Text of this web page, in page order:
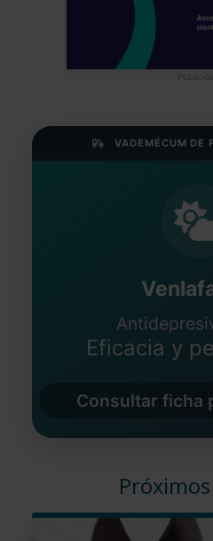
VADEMÉCUM DE
Eficacia y
Consultar ficha